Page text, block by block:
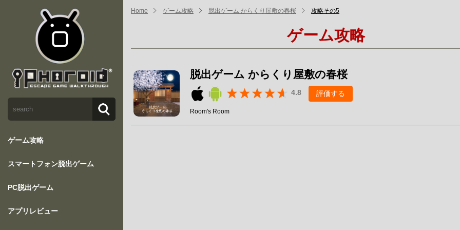
ゲーム攻略
スマートフォン脱出ゲーム
PC脱出ゲーム
アプリレビュー
Home ゲーム攻略 脱出ゲーム からくり屋敷の春桜 攻略その5
ゲーム攻略
脱出ゲーム からくり屋敷の春桜
4.8 評価する
Room's Room